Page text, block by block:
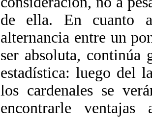
de ella. En cuanto
alternancia entre un
ser absoluta, continúa
estadística: luego del
los cardenales se
encontrarle